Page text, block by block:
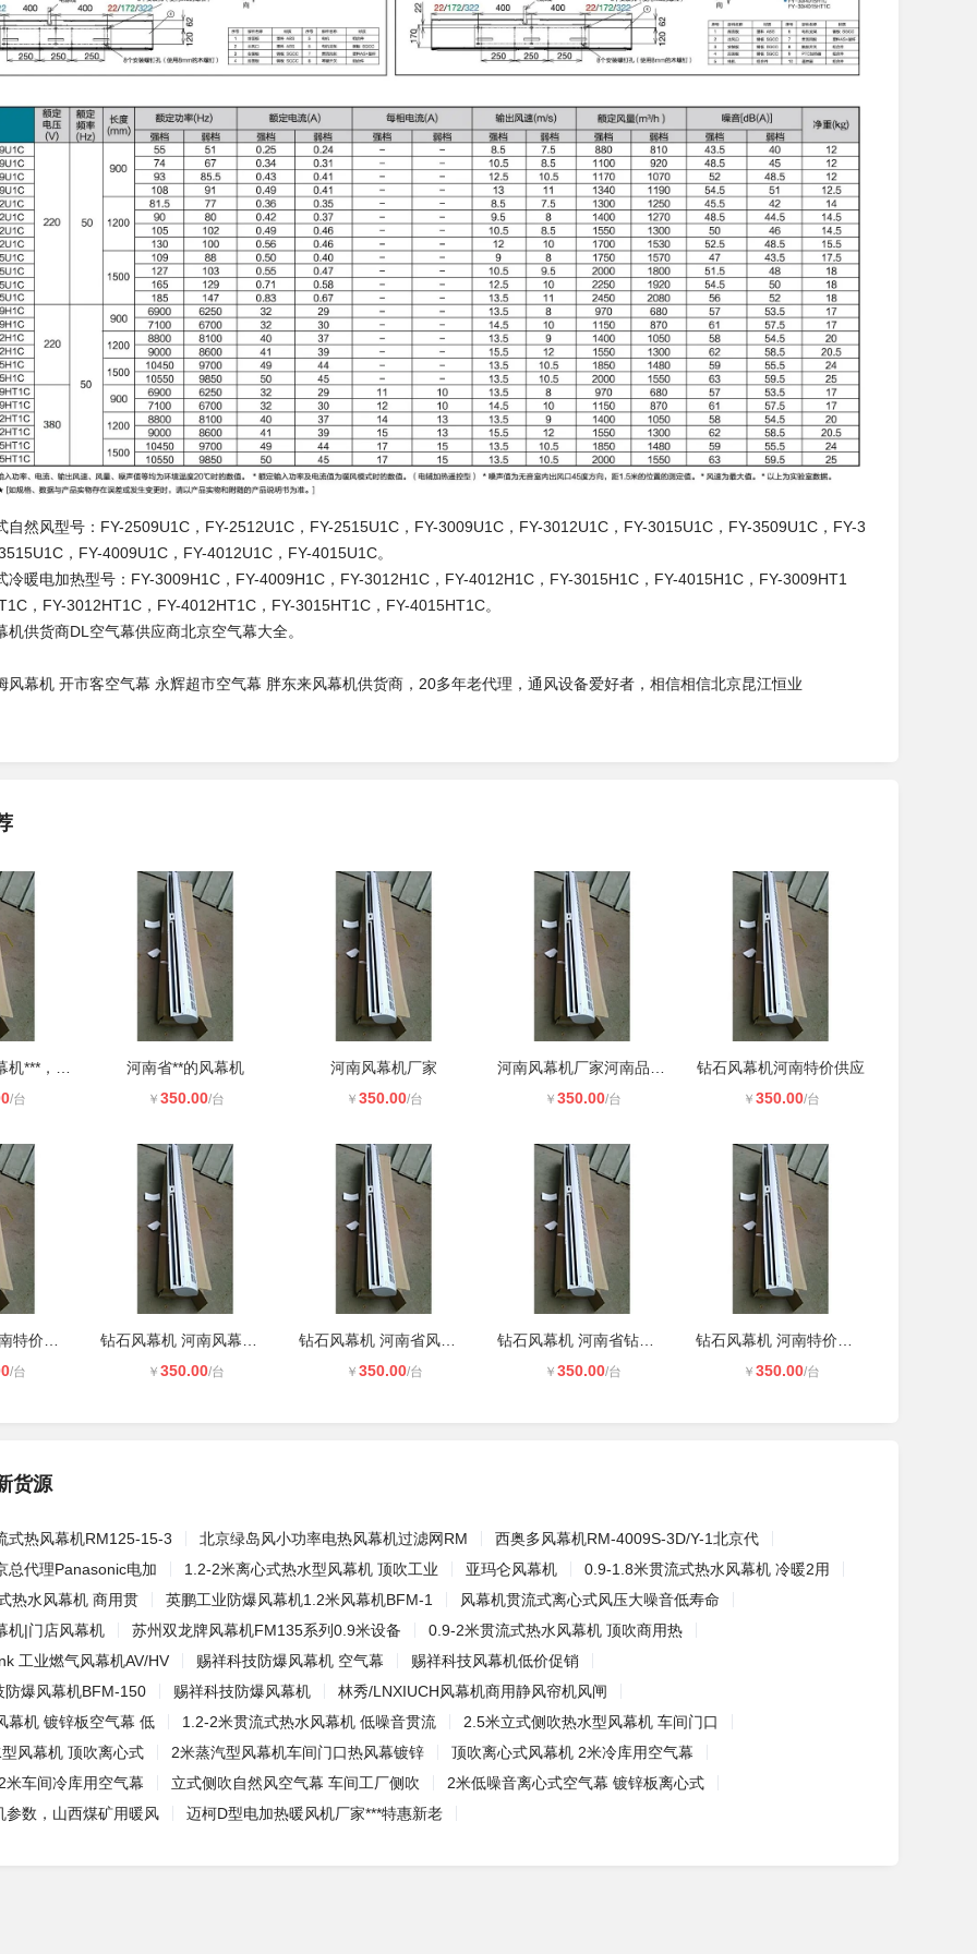
自然风型号：FY-2509U1C，FY-2512U1C，FY-2515U1C，FY-3009U1C，FY-3012U1C，FY-3015U1C，FY-3509U1C，FY-3
，FY-4009U1C，FY-4012U1C，FY-4015U1C。
电加热型号：FY-3009H1C，FY-4009H1C，FY-3012H1C，FY-4012H1C，FY-3015H1C，FY-4015H1C，FY-3009HT1
，FY-3012HT1C，FY-4012HT1C，FY-3015HT1C，FY-4015HT1C。
货商DL空气幕供应商北京空气幕大全。
机 开市客空气幕 永辉超市空气幕 胖东来风幕机供货商，20多年老代理，通风设备爱好者，相信相信北京昆江恒业
河南钻石牌风幕机***，**的
/台
河南省**的风幕机
￥ 350.00/台
河南风幕机厂家
￥ 350.00/台
河南风幕机厂家河南品牌风幕机河
￥ 350.00/台
钻石风幕机河南特价供应
￥ 350.00/台
钻石风幕机 河南特价风幕机
/台
钻石风幕机 河南风幕机批发，河南省
￥ 350.00/台
钻石风幕机 河南省风幕机***
￥ 350.00/台
钻石风幕机 河南省钻石牌风幕机
￥ 350.00/台
钻石风幕机 河南特价风幕机
￥ 350.00/台
货源
式热风幕机RM125-15-3 北京绿岛风小功率电热风幕机过滤网RM
西奥多风幕机RM-4009S-3D/Y-1北京代
总代理Panasonic电加
1.2-2米离心式热水型风幕机 顶吹工业 亚玛仑风幕机
0.9-1.8米贯流式热水风幕机 冷暖2用
热水风幕机 商用贯
英鹏工业防爆风幕机1.2米风幕机BFM-1
风幕机贯流式离心式风压大噪音低寿命
机|门店风幕机
苏州双龙牌风幕机FM135系列0.9米设备
0.9-2米贯流式热水风幕机 顶吹商用热
工业燃气风幕机AV/HV
赐祥科技防爆风幕机 空气幕
赐祥科技风幕机低价促销
防爆风幕机BFM-150
赐祥科技防爆风幕机
林秀/LNXIUCH风幕机商用静风帘机风闸
幕机 镀锌板空气幕 低
1.2-2米贯流式热水风幕机 低噪音贯流
2.5米立式侧吹热水型风幕机 车间门口
风幕机 顶吹离心式
2米蒸汽型风幕机车间门口热风幕镀锌
顶吹离心式风幕机 2米冷库用空气幕
米车间冷库用空气幕
立式侧吹自然风空气幕 车间工厂侧吹
2米低噪音离心式空气幕 镀锌板离心式
参数，山西煤矿用暖风
迈柯D型电加热暖风机厂家***特惠新老